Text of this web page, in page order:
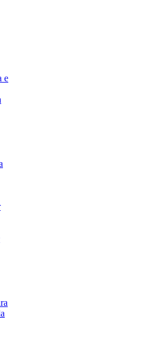
e